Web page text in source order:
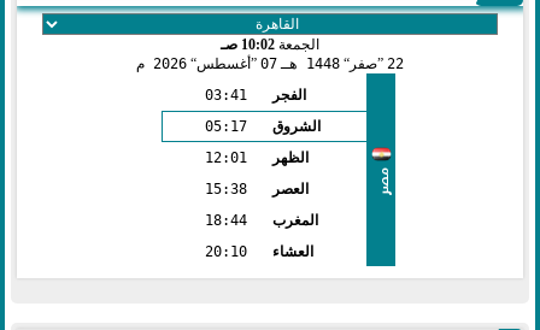
الجمعة 10:02 صـ
22 صفر 1448 هـ 07 أغسطس 2026 م
مصر
الفجر
03:41
الشروق
05:17
الظهر
12:01
العصر
15:38
المغرب
18:44
العشاء
20:10